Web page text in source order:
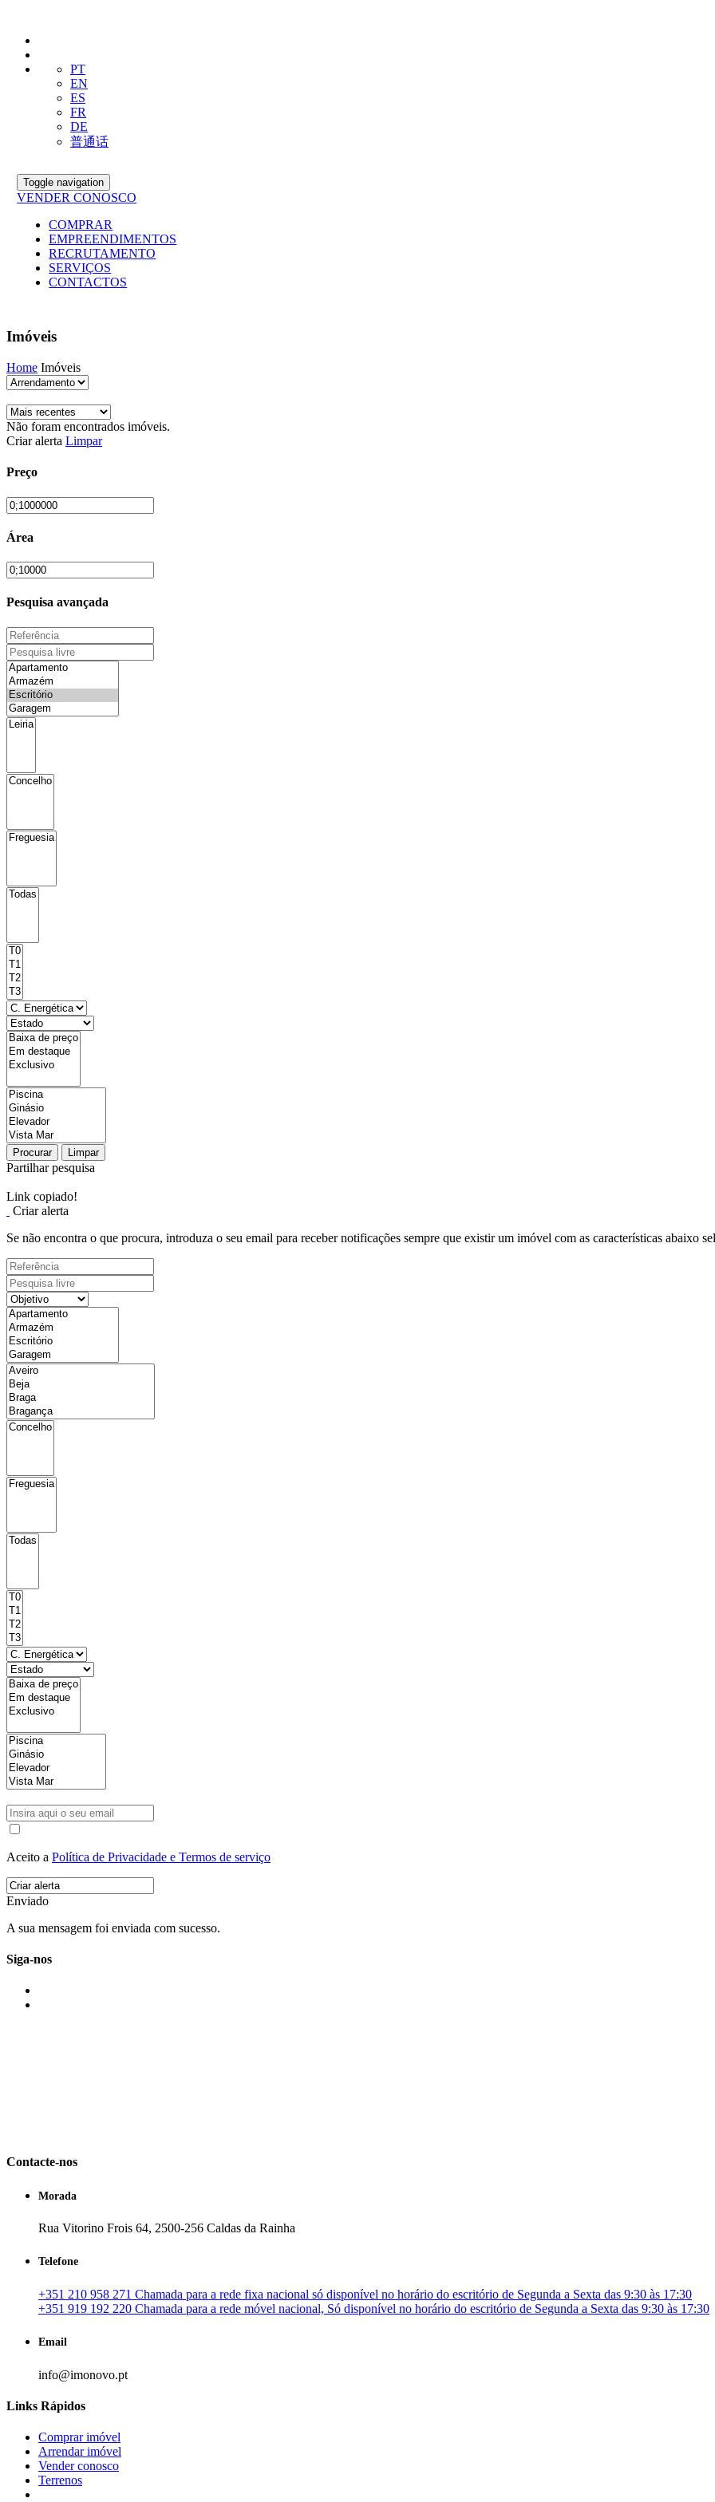
PT
EN
ES
FR
DE
普通话
Toggle navigation
VENDER CONOSCO
COMPRAR
EMPREENDIMENTOS
RECRUTAMENTO
SERVIÇOS
CONTACTOS
Imóveis
Home Imóveis
Não foram encontrados imóveis.
Criar alerta Limpar
Preço
Área
Pesquisa avançada
Procurar Limpar
Partilhar pesquisa
Link copiado!
Criar alerta
Se não encontra o que procura, introduza o seu email para receber notificações sempre que existir um imóvel com as características abaixo
Aceito a Política de Privacidade e Termos de serviço
Enviado
A sua mensagem foi enviada com sucesso.
Siga-nos
Contacte-nos
Morada
Rua Vitorino Frois 64, 2500-256 Caldas da Rainha
Telefone
+351 210 958 271 Chamada para a rede fixa nacional só disponível no horário do escritório de Segunda a Sexta das 9:30 às 17:30
+351 919 192 220 Chamada para a rede móvel nacional, Só disponível no horário do escritório de Segunda a Sexta das 9:30 às 17:30
Email
info@imonovo.pt
Links Rápidos
Comprar imóvel
Arrendar imóvel
Vender conosco
Terrenos